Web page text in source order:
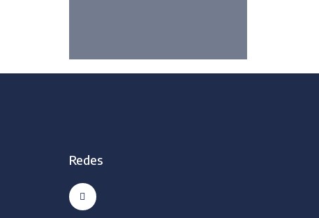
Redes